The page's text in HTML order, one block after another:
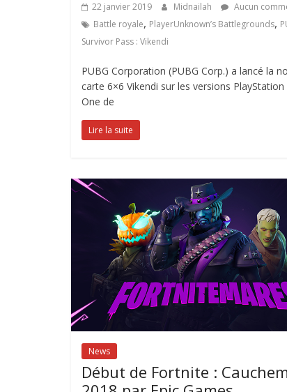
22 janvier 2019 Midnailah
Aucun
Battle royale, PlayerUnknown’s Battlegrounds,
Survivor Pass : Vikendi
PUBG Corporation (PUBG Corp.) a lancé la
carte 6×6 Vikendi sur les versions
One de
Lire la suite
News
Début de Fortnite :